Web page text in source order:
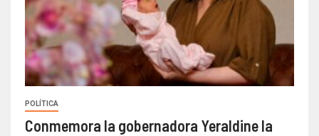
POLÍTICA
Conmemora la gobernadora Yeraldine la